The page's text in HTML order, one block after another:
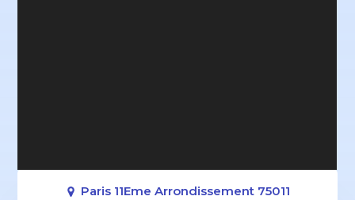
Paris 11Eme Arrondissement 75011